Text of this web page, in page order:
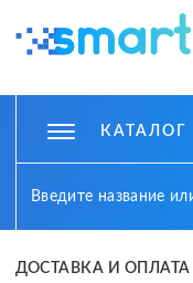
КАТАЛОГ
ДОСТАВКА И ОПЛАТА